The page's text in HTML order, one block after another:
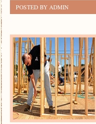
POSTED BY ADMIN